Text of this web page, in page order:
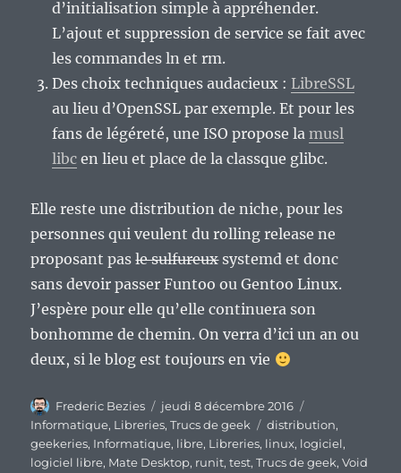
d’initialisation simple à appréhender.
L’ajout et suppression de service se fait avec
les commandes ln et rm.
Des choix techniques audacieux : LibreSSL
au lieu d’OpenSSL par exemple. Et pour les
fans de légéreté, une ISO propose lamusl
libc en lieu et place de la classque glibc.
Elle reste une distribution de niche, pour les
personnes qui veulent du rolling release ne
proposant pasle sulfureuxsystemd et donc
sans devoir passer Funtoo ou Gentoo Linux.
J’espère pour elle qu’elle continuera son
bonhomme de chemin. On verra d’ici un an ou
deux, si le blog est toujours en vie
Auteur
Frederic Bezies
Publié
le
jeudi 8 décembre 2016
Informatique, Libreries,Trucs de geek Étiquettes
distribution,
geekeries, Informatique, libre, Libreries, linux, logiciel,
logiciel libre, Mate Desktop, runit,test,Trucs de geek,Void